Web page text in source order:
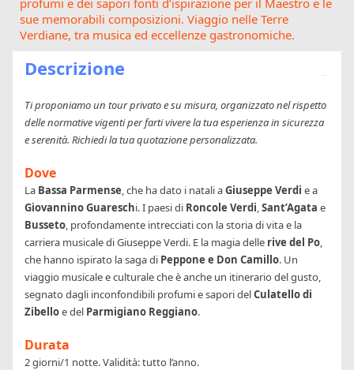
sue memorabili composizioni. Viaggio nelle Terre
Verdiane, tra musica ed eccellenze gastronomiche.
Descrizione
Ti proponiamo un tour privato e su misura, organizzato nel rispetto
delle normative vigenti per farti vivere la tua esperienza in sicurezza
e serenità. Richiedi la tua quotazione personalizzata.
Dove
La Bassa Parmense, che ha dato i natali aGiuseppe Verdi e a
Giovannino Guareschi. I paesi di Roncole Verdi,Sant’Agata e
Busseto, profondamente intrecciati con la storia di vita e la
carriera musicale di Giuseppe Verdi. E la magia delle rive del Po,
che hanno ispirato la saga di Peppone e Don Camillo. Un
viaggio musicale e culturale che è anche un itinerario del gusto,
segnato dagli inconfondibili profumi e sapori delCulatello di
Zibelloe del Parmigiano Reggiano.
Durata
2 giorni/1 notte. Validità: tutto l’anno.